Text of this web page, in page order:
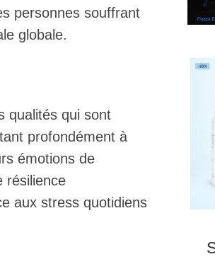
personnes souffrant
globale.
qualités qui sont
profondément à
émotions de
résilience
aux stress quotidiens